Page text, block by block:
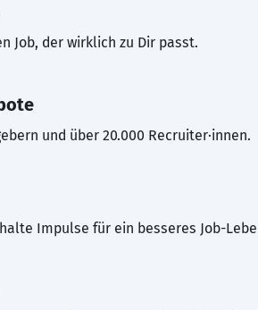
Job, der wirklich zu Dir passt.
und über 20.000 Recruiter·innen.
Impulse für ein besseres Job-